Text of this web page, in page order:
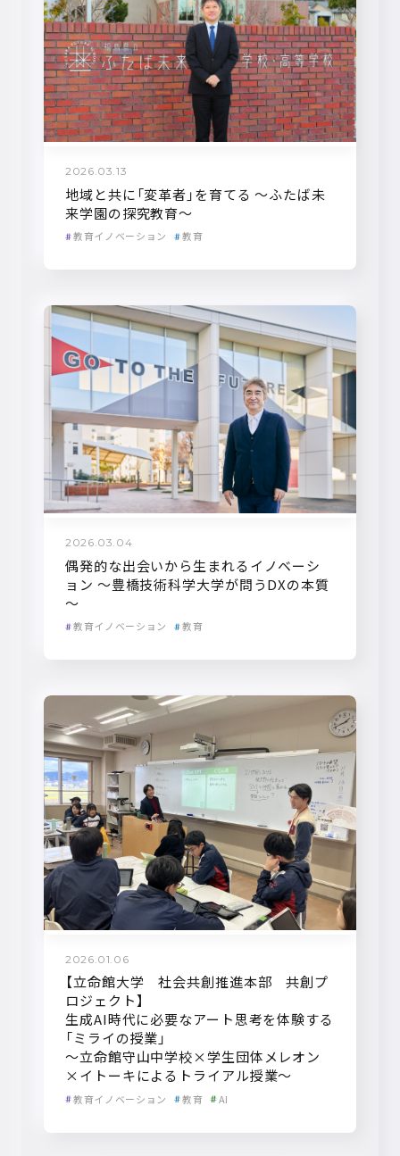
2026.03.13
地域と共に「変革者」を育てる 〜ふたば未
来学園の探究教育〜
教育イノベーション 教育
2026.03.04
偶発的な出会いから生まれるイノベーシ
ョン ～豊橋技術科学大学が問うDXの本質
～
教育イノベーション 教育
2026.01.06
【立命館大学 社会共創推進本部 共創プ
ロジェクト】
生成AI時代に必要なアート思考を体験する
「ミライの授業」
～立命館守山中学校×学生団体メレオン
×イトーキによるトライアル授業～
教育イノベーション 教育 AI